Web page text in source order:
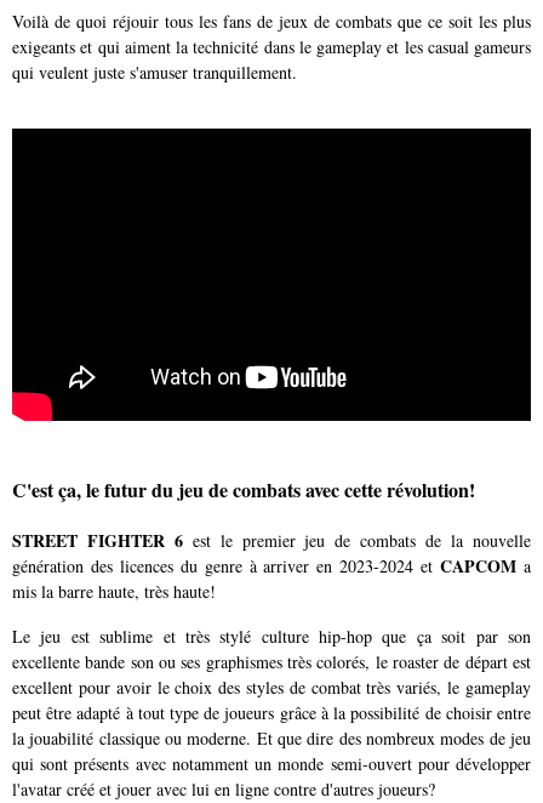
Voilà de quoi réjouir tous les fans de jeux de combats que ce soit les plus
exigeants et qui aiment la technicité dans le gameplay et les casual gameurs
qui veulent juste s'amuser tranquillement.
C'est ça, le futur du jeu de combats avec cette révolution!
STREET FIGHTER 6est le premier jeu de combats de la nouvelle
génération des licences du genre à arriver en 2023-2024 etCAPCOM a
mis la barre haute, très haute!
Le jeu est sublime et très stylé culture hip-hop que ça soit par son
excellente bande son ou ses graphismes très colorés, le roaster de départ est
excellent pour avoir le choix des styles de combat très variés, le gameplay
peut être adapté à tout type de joueurs grâce à la possibilité de choisir entre
la jouabilité classique ou moderne. Et que dire des nombreux modes de jeu
qui sont présents avec notamment un monde semi-ouvert pour développer
l'avatar créé et jouer avec lui en ligne contre d'autres joueurs?